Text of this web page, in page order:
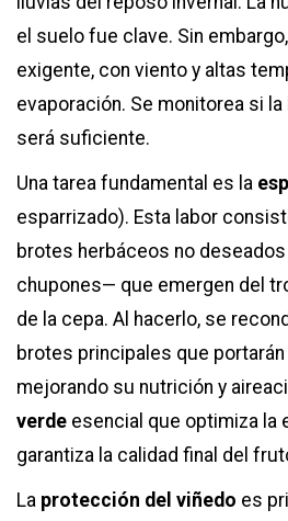
el suelo fue clave. Sin
exigente, con viento y altas
evaporación. Se monitorea si la
será suficiente.
Una tarea fundamental es la
esparrizado). Esta labor
brotes herbáceos no
chupones— que emergen del
de la cepa. Al hacerlo, se
brotes principales que
mejorando su nutrición y
verde esencial que optimiza la
garantiza la calidad final del
La protección del viñedo es